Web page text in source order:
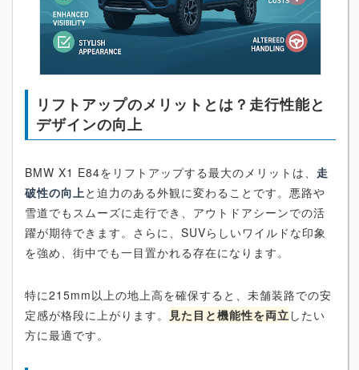
リフトアップのメリットとは？走行性能と
デザインの向上
BMW X1 E84をリフトアップする最大のメリットは、 走
破性の向上 と迫力のある外観に変わることです。悪路や
雪道でもスムーズに走行でき、アウトドアシーンでの活
躍が期待できます。さらに、SUVらしいワイルドな印象
を強め、街中でも一目置かれる存在になります。
特に215mm以上の地上高を確保すると、未舗装路での安
定感が格段に上がります。
見た目と機能性を両立 したい
方に最適です。